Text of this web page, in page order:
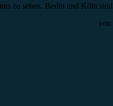
zu sehen. Berlin und Köln
von